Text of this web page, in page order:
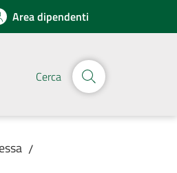
Area dipendenti
Cerca
/